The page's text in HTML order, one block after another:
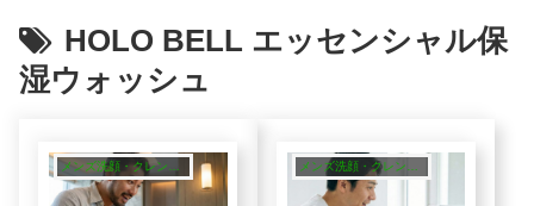
HOLO BELL エッセンシャル保
湿ウォッシュ